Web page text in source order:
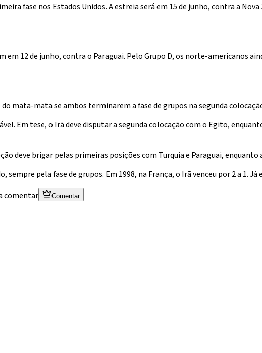
fase nos Estados Unidos. A estreia será em 15 de junho, contra a
em 12 de junho, contra o Paraguai. Pelo Grupo D, os norte-americanos
mata-mata se ambos terminarem a fase de grupos na segunda
Em tese, o Irã deve disputar a segunda colocação com o Egito,
deve brigar pelas primeiras posições com Turquia e Paraguai,
sempre pela fase de grupos. Em 1998, na França, o Irã venceu por 2 a 1.
comentar
Comentar